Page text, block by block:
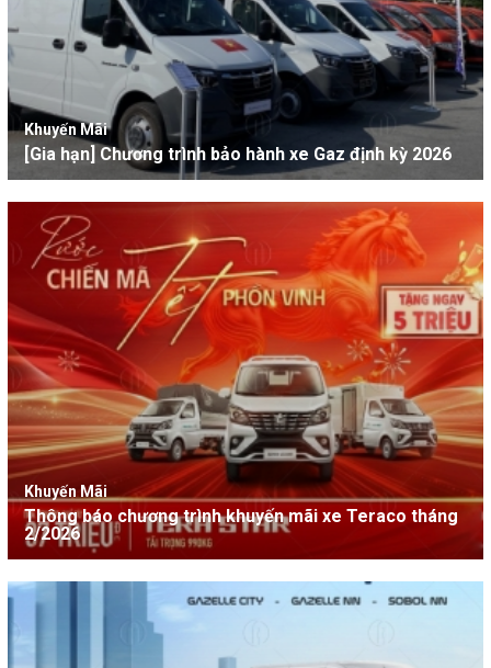
Khuyến Mãi
[Gia hạn] Chương trình bảo hành xe Gaz định kỳ 2026
Khuyến Mãi
Thông báo chương trình khuyến mãi xe Teraco tháng
2/2026